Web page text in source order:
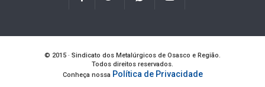
© 2015 · Sindicato dos Metalúrgicos de Osasco e Região.
Todos direitos reservados.
Conheça nossa Política de Privacidade